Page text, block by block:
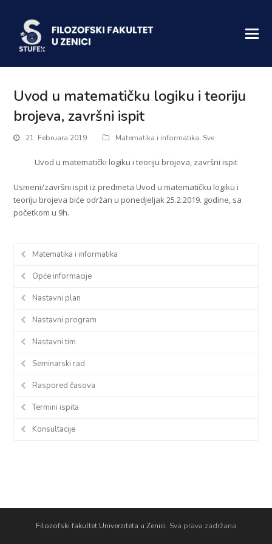
Uvod u matematičku logiku i teoriju
brojeva, završni ispit
21. Februara 2019. Matematika i informatika, Sve
Uvod u matematički logiku i teoriju brojeva, završni ispit
Usmeni/završni ispit iz predmeta Uvod u matematičku logiku i
teoriju brojeva biće održan u ponedjeljak 25.2.2019. godine, sa
početkom u 9h.
Matematika i informatika
Opće informacije
Nastavni plan
Nastavni program
Nastavni tim
Seminarski rad
Raspored časova
Termini ispita
Konsultacije
Filozofski fakultet Univerziteta u Zenici. Sva prava zadržana